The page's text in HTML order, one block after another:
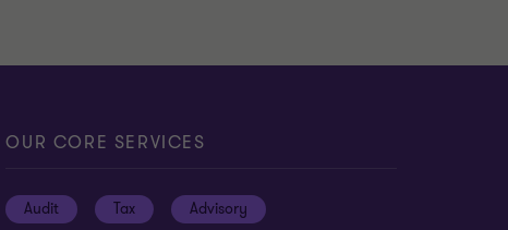
OUR CORE SERVICES
Audit Tax Advisory